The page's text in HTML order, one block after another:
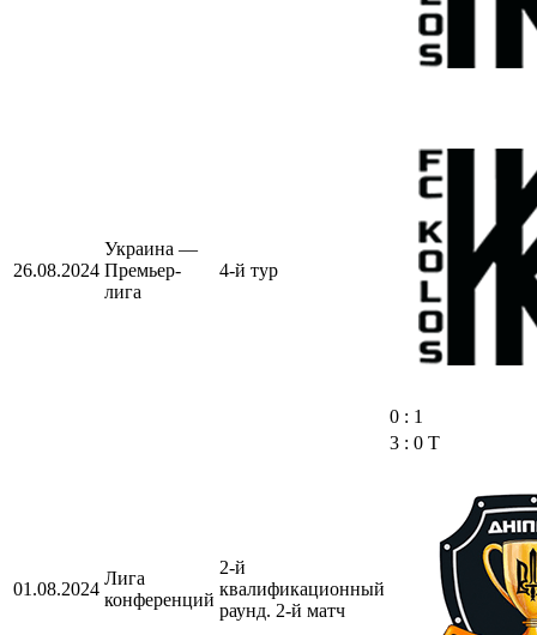
26.08.2024
Украина —
Премьер-
лига
4-й тур
0 : 1
01.08.2024
Лига
конференций
2-й
квалификационный
раунд. 2-й матч
3 : 0 Т